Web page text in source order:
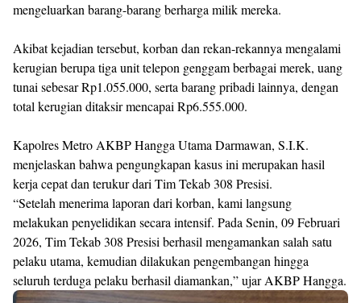
mengeluarkan barang-barang berharga milik mereka.
Akibat kejadian tersebut, korban dan rekan-rekannya mengalami
kerugian berupa tiga unit telepon genggam berbagai merek, uang
tunai sebesar Rp1.055.000, serta barang pribadi lainnya, dengan
total kerugian ditaksir mencapai Rp6.555.000.
Kapolres Metro AKBP Hangga Utama Darmawan, S.I.K.
menjelaskan bahwa pengungkapan kasus ini merupakan hasil
kerja cepat dan terukur dari Tim Tekab 308 Presisi.
“Setelah menerima laporan dari korban, kami langsung
melakukan penyelidikan secara intensif. Pada Senin, 09 Februari
2026, Tim Tekab 308 Presisi berhasil mengamankan salah satu
pelaku utama, kemudian dilakukan pengembangan hingga
seluruh terduga pelaku berhasil diamankan,” ujar AKBP Hangga.